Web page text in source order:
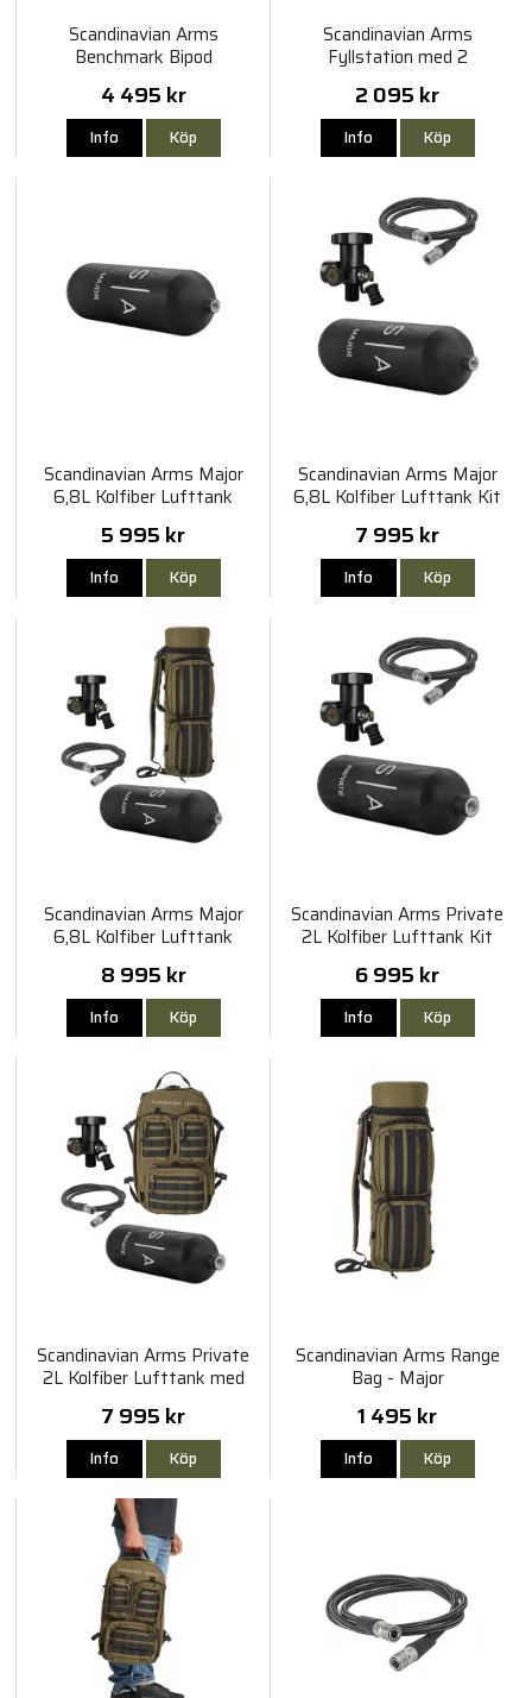
Scandinavian Arms
Benchmark Bipod
4 495 kr
Info Köp
Scandinavian Arms
Fyllstation med 2
Manometer
2 095 kr
Info Köp
Scandinavian Arms Major
6,8L Kolfiber Lufttank
5 995 kr
Info Köp
Scandinavian Arms Major
6,8L Kolfiber Lufttank Kit
7 995 kr
Info Köp
Scandinavian Arms Major
6,8L Kolfiber Lufttank
Range Bag Kit
8 995 kr
Info Köp
Scandinavian Arms Private
2L Kolfiber Lufttank Kit
6 995 kr
Info Köp
Scandinavian Arms Private
2L Kolfiber Lufttank med
7 995 kr
Info Köp
Scandinavian Arms Range
Bag - Major
1 495 kr
Info Köp